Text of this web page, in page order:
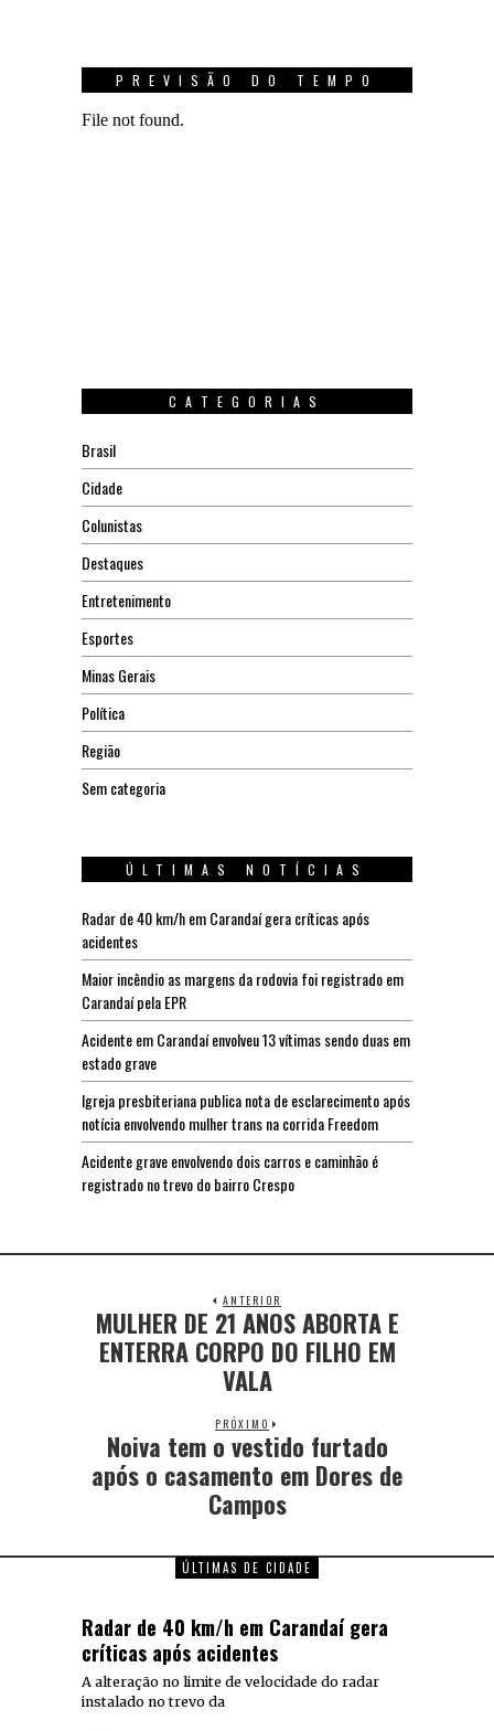
PREVISÃO DO TEMPO
CATEGORIAS
Brasil
Cidade
Colunistas
Destaques
Entretenimento
Esportes
Minas Gerais
Política
Região
Sem categoria
ÚLTIMAS NOTÍCIAS
Radar de 40 km/h em Carandaí gera críticas após
acidentes
Maior incêndio as margens da rodovia foi registrado em
Carandaí pela EPR
Acidente em Carandaí envolveu 13 vítimas sendo duas em
estado grave
Igreja presbiteriana publica nota de esclarecimento após
notícia envolvendo mulher trans na corrida Freedom
Acidente grave envolvendo dois carros e caminhão é
registrado no trevo do bairro Crespo
ANTERIOR
MULHER DE 21 ANOS ABORTA E
ENTERRA CORPO DO FILHO EM
VALA
PRÓXIMO
Noiva tem o vestido furtado
após o casamento em Dores de
Campos
ÚLTIMAS DE CIDADE
Radar de 40 km/h em Carandaí gera
críticas após acidentes
A alteração no limite de velocidade do radar
instalado no trevo da